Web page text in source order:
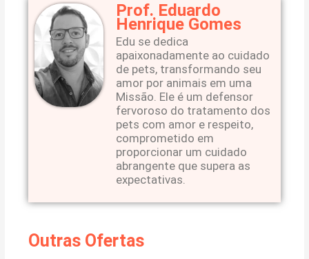
Prof. Eduardo
Henrique Gomes
Edu se dedica
apaixonadamente ao cuidado
de pets, transformando seu
amor por animais em uma
Missão. Ele é um defensor
fervoroso do tratamento dos
pets com amor e respeito,
comprometido em
proporcionar um cuidado
abrangente que supera as
expectativas.
Outras Ofertas